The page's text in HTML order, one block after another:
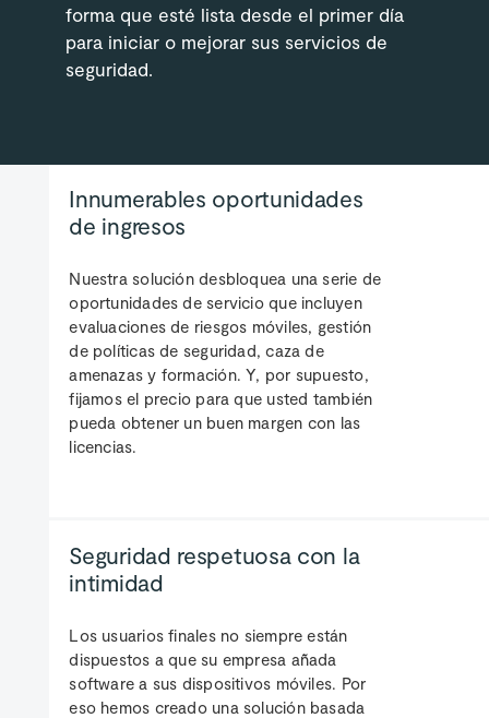
forma que esté lista desde el primer día
para iniciar o mejorar sus servicios de
seguridad.
Innumerables oportunidades
de ingresos
Nuestra solución desbloquea una serie de
oportunidades de servicio que incluyen
evaluaciones de riesgos móviles, gestión
de políticas de seguridad, caza de
amenazas y formación. Y, por supuesto,
fijamos el precio para que usted también
pueda obtener un buen margen con las
licencias.
Seguridad respetuosa con la
intimidad
Los usuarios finales no siempre están
dispuestos a que su empresa añada
software a sus dispositivos móviles. Por
eso hemos creado una solución basada